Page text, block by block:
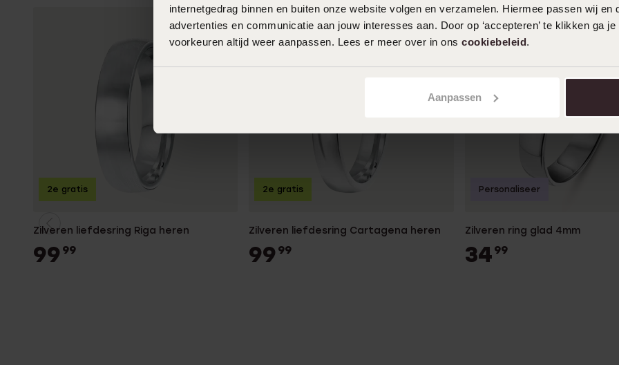
internetgedrag binnen en buiten onze website volgen en verzamelen. Hiermee passen wij en
advertenties en communicatie aan jouw interesses aan. Door op ‘accepteren’ te klikken ga
voorkeuren altijd weer aanpassen. Lees er meer over in ons cookiebeleid.
Aanpassen
Zilveren liefdesring Riga heren
99 99
2e gratis
Zilveren liefdesring Cartagena heren
99 99
2e gratis
Zilveren ring glad 4mm
34 99
Personaliseer